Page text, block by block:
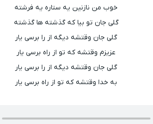
خوب من نازنین یه ستاره یه فرشته
گلی جان تو بیا که گذشته ها گذشته
گلی جان وقتشه دیگه از را برسی یار
عزیزم وقتشه که تو از راه برسی یار
گلی جان وقتشه دیگه از را برسی یار
به خدا وقتشه که تو از راه برسی یار